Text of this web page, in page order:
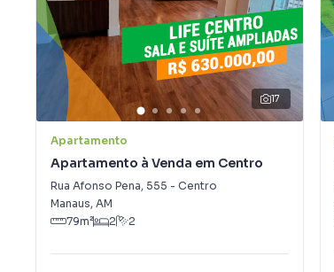
17
Apartamento
Apartamento à Venda em Centro
Rua Afonso Pena, 555 - Centro
Manaus, AM
79m² 2 2